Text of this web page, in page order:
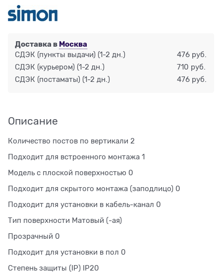
Доставка в Москва
СДЭК (пункты выдачи) (1-2 дн.)
476 руб.
СДЭК (курьером) (1-2 дн.)
710 руб.
СДЭК (постаматы) (1-2 дн.) 476 руб.
Описание
Количество постов по вертикали 2
Подходит для встроенного монтажа 1
Модель с плоской поверхностью 0
Подходит для скрытого монтажа (заподлицо) 0
Подходит для установки в кабель-канал 0
Тип поверхности Матовый (-ая)
Прозрачный 0
Подходит для установки в пол 0
Степень защиты (IP) IP20